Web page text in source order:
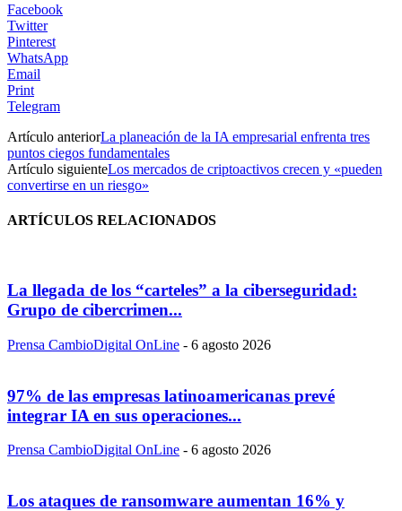
Facebook
Twitter
Pinterest
WhatsApp
Email
Print
Telegram
Artículo anteriorLa planeación de la IA empresarial enfrenta tres
puntos ciegos fundamentales
Artículo siguienteLos mercados de criptoactivos crecen y «pueden
convertirse en un riesgo»
ARTÍCULOS RELACIONADOS
La llegada de los “carteles” a la ciberseguridad:
Grupo de cibercrimen...
Prensa CambioDigital OnLine - 6 agosto 2026
97% de las empresas latinoamericanas prevé
integrar IA en sus operaciones...
Prensa CambioDigital OnLine - 6 agosto 2026
Los ataques de ransomware aumentan 16% y